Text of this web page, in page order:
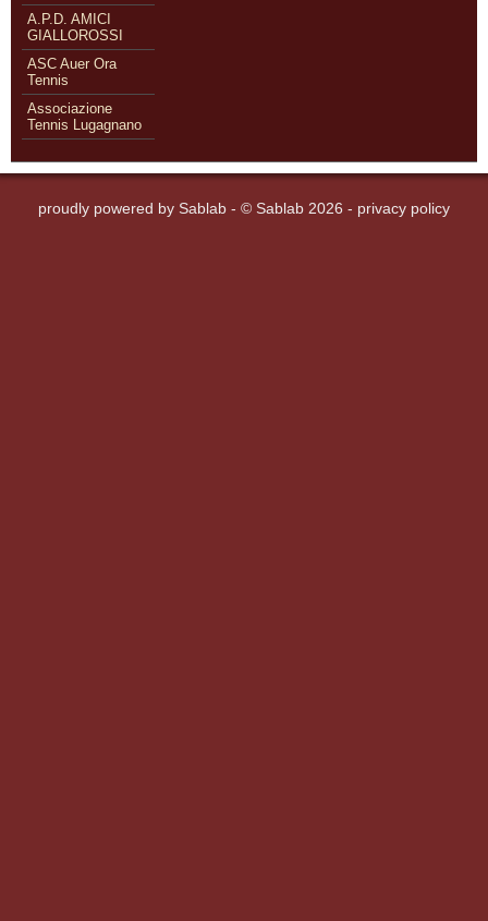
A.P.D. AMICI
GIALLOROSSI
ASC Auer Ora
Tennis
Associazione
Tennis Lugagnano
proudly powered by Sablab - © Sablab 2026 - privacy policy